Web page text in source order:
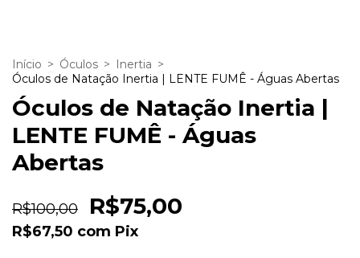
Início > Óculos > Inertia >
Óculos de Natação Inertia | LENTE FUMÊ - Águas Abertas
Óculos de Natação Inertia |
LENTE FUMÊ - Águas
Abertas
R$100,00 R$75,00
R$67,50 com Pix